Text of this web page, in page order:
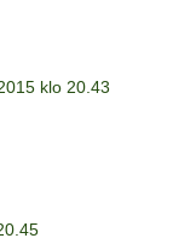
klo 20.43